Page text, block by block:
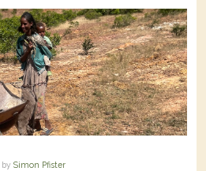
by Simon Pfister